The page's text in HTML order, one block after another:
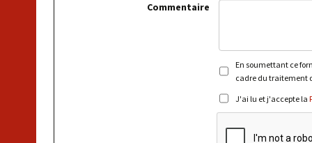
Commentaire
En soumettant ce
cadre du traitement
J'ai lu et j'accepte la